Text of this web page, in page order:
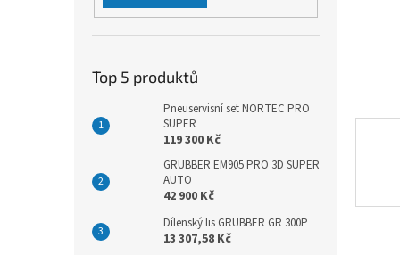
Top 5 produktů
Pneuservisní set NORTEC PRO
SUPER
119 300 Kč
GRUBBER EM905 PRO 3D SUPER
AUTO
42 900 Kč
Dílenský lis GRUBBER GR 300P
13 307,58 Kč